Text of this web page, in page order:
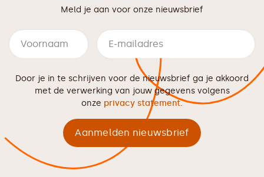
Meld je aan voor onze nieuwsbrief
Door je in te schrijven voor de nieuwsbrief ga je akkoord
met de verwerking van jouw gegevens volgens
onze privacy statement.